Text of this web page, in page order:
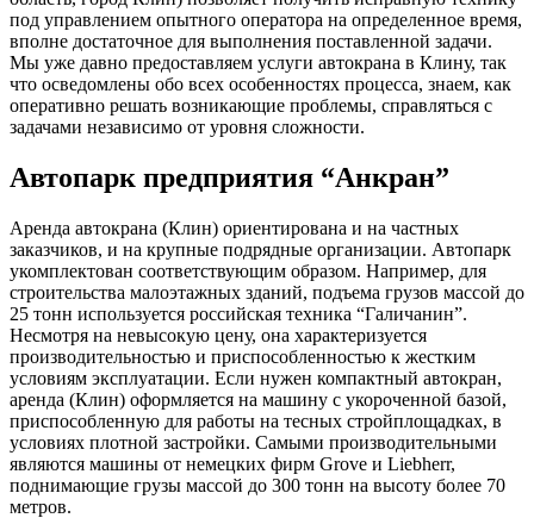
под управлением опытного оператора на определенное время,
вполне достаточное для выполнения поставленной задачи.
Мы уже давно предоставляем услуги автокрана в Клину, так
что осведомлены обо всех особенностях процесса, знаем, как
оперативно решать возникающие проблемы, справляться с
задачами независимо от уровня сложности.
Автопарк предприятия “Анкран”
Аренда автокрана (Клин) ориентирована и на частных
заказчиков, и на крупные подрядные организации. Автопарк
укомплектован соответствующим образом. Например, для
строительства малоэтажных зданий, подъема грузов массой до
25 тонн используется российская техника “Галичанин”.
Несмотря на невысокую цену, она характеризуется
производительностью и приспособленностью к жестким
условиям эксплуатации. Если нужен компактный автокран,
аренда (Клин) оформляется на машину с укороченной базой,
приспособленную для работы на тесных стройплощадках, в
условиях плотной застройки. Самыми производительными
являются машины от немецких фирм Grove и Liebherr,
поднимающие грузы массой до 300 тонн на высоту более 70
метров.